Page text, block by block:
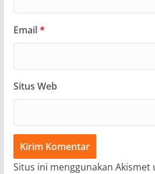
Email*
Situs Web
Situs ini menggunakan